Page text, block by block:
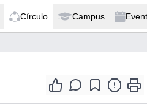
Círculo Campus